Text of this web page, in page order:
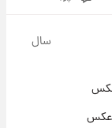
سال
عکس
عکس